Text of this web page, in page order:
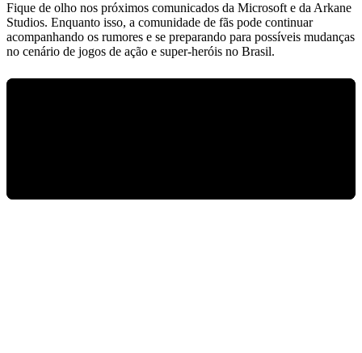
Fique de olho nos próximos comunicados da Microsoft e da Arkane
Studios. Enquanto isso, a comunidade de fãs pode continuar
acompanhando os rumores e se preparando para possíveis mudanças
no cenário de jogos de ação e super-heróis no Brasil.